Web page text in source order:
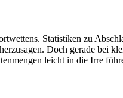
Statistiken zu
Doch gerade bei
leicht in die Irre